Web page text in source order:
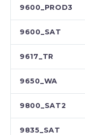
9600_PROD3
9600_SAT
9617_TR
9650_WA
9800_SAT2
9835_SAT